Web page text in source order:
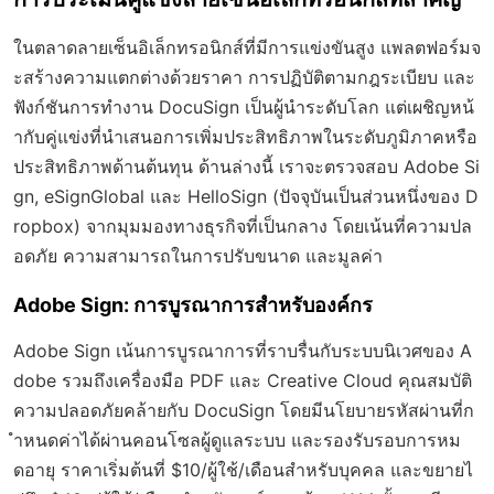
ในตลาดลายเซ็นอิเล็กทรอนิกส์ที่มีการแข่งขันสูง แพลตฟอร์มจ
ะสร้างความแตกต่างด้วยราคา การปฏิบัติตามกฎระเบียบ และ
ฟังก์ชันการทำงาน DocuSign เป็นผู้นำระดับโลก แต่เผชิญหน้
ากับคู่แข่งที่นำเสนอการเพิ่มประสิทธิภาพในระดับภูมิภาคหรือ
ประสิทธิภาพด้านต้นทุน ด้านล่างนี้ เราจะตรวจสอบ Adobe Si
gn, eSignGlobal และ HelloSign (ปัจจุบันเป็นส่วนหนึ่งของ D
ropbox) จากมุมมองทางธุรกิจที่เป็นกลาง โดยเน้นที่ความปล
อดภัย ความสามารถในการปรับขนาด และมูลค่า
Adobe Sign: การบูรณาการสำหรับองค์กร
Adobe Sign เน้นการบูรณาการที่ราบรื่นกับระบบนิเวศของ A
dobe รวมถึงเครื่องมือ PDF และ Creative Cloud คุณสมบัติ
ความปลอดภัยคล้ายกับ DocuSign โดยมีนโยบายรหัสผ่านที่ก
ำหนดค่าได้ผ่านคอนโซลผู้ดูแลระบบ และรองรับรอบการหม
ดอายุ ราคาเริ่มต้นที่ $10/ผู้ใช้/เดือนสำหรับบุคคล และขยายไ